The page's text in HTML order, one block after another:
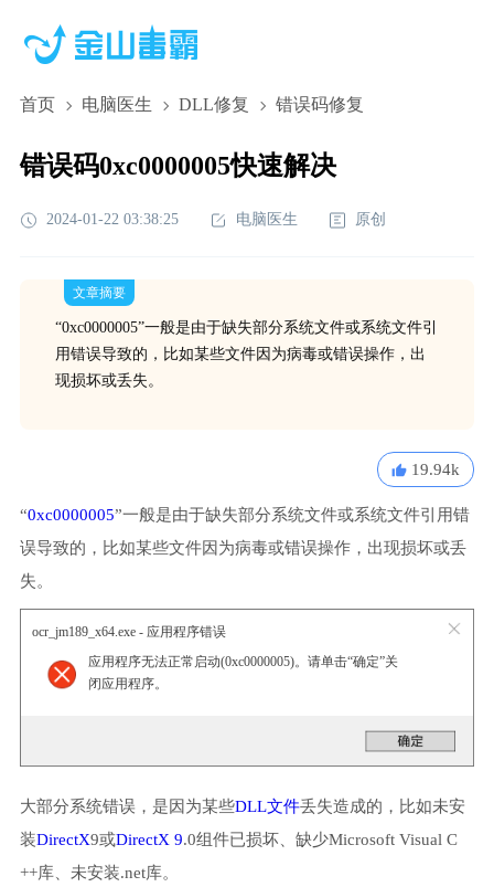
首页 电脑医生 DLL修复 错误码修复
错误码0xc0000005快速解决
2024-01-22 03:38:25 电脑医生 原创
文章摘要
“0xc0000005”一般是由于缺失部分系统文件或系统文件引
用错误导致的，比如某些文件因为病毒或错误操作，出
现损坏或丢失。
19.94k
“0xc0000005”一般是由于缺失部分系统文件或系统文件引用错
误导致的，比如某些文件因为病毒或错误操作，出现损坏或丢
失。
ocr_jm189_x64.exe - 应用程序错误
应用程序无法正常启动(0xc0000005)。请单击“确定”关
闭应用程序。
大部分系统错误，是因为某些DLL文件丢失造成的，比如未安
装DirectX9或DirectX 9.0组件已损坏、缺少Microsoft Visual C
++库、未安装.net库。